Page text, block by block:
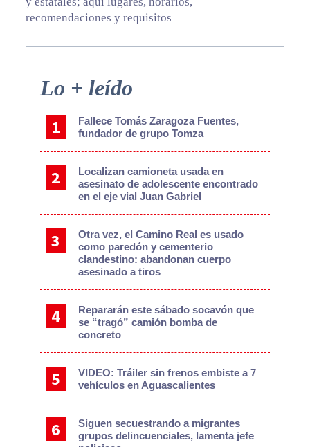
recomendaciones y requisitos
Primary
Lo + leído
Fallece Tomás Zaragoza Fuentes,
fundador de grupo Tomza
Localizan camioneta usada en
asesinato de adolescente encontrado
en el eje vial Juan Gabriel
Otra vez, el Camino Real es usado
como paredón y cementerio
clandestino: abandonan cuerpo
asesinado a tiros
Repararán este sábado socavón que
se “tragó” camión bomba de
concreto
VIDEO: Tráiler sin frenos embiste a 7
vehículos en Aguascalientes
Siguen secuestrando a migrantes
grupos delincuenciales, lamenta jefe